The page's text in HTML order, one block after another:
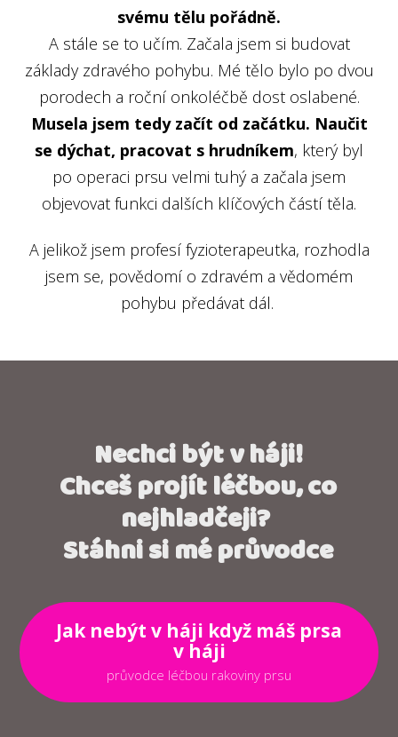
svému tělu pořádně.
A stále se to učím. Začala jsem si budovat
základy zdravého pohybu. Mé tělo bylo po dvou
porodech a roční onkoléčbě dost oslabené.
Musela jsem tedy začít od začátku. Naučit
se dýchat, pracovat s hrudníkem, který byl
po operaci prsu velmi tuhý a začala jsem
objevovat funkci dalších klíčových částí těla.
A jelikož jsem profesí fyzioterapeutka, rozhodla
jsem se, povědomí o zdravém a vědomém
pohybu předávat dál.
Nechci být v háji!
Chceš projít léčbou, co
nejhladčeji?
Stáhni si mé průvodce
Jak nebýt v háji když máš prsa
v háji
průvodce léčbou rakoviny prsu